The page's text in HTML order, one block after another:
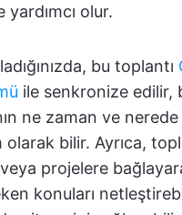
olur.
bu toplantı
ile senkronize edilir,
ne zaman ve nerede
olarak bilir. Ayrıca,
projelere
konuları